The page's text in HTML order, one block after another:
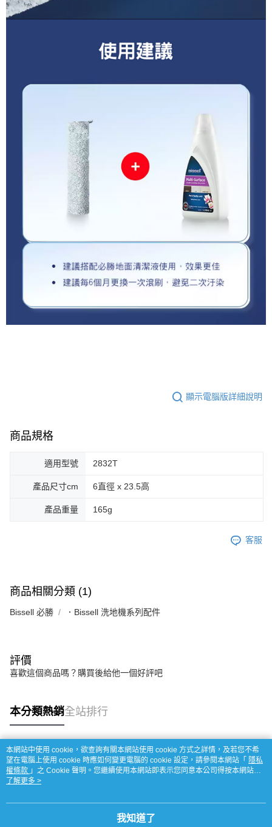
顯示電腦版詳細說明
商品規格
適用型號 2832T
產品尺寸cm 6直徑 x 23.5高
產品重量 165g
客服
商品相關分類 (1)
Bissell 必勝 ．Bissell 洗地機系列配件
評價
喜歡這個商品嗎？購買後給他一個好評吧
本分類熱銷全站排行
熱門標籤
本網站中使用 cookie，欲查詢有關本網站使用 cookie 方式之詳情，及若您不希
望在電腦上使用 cookie 時應如何變更電腦的 cookie 設定，請參閱本網站「 隱私
權條款 」之 Cookie 聲明。您繼續使用本網站即表示您同意本公司得按本網站使
用條款之 Cookie 聲明使用 cookie。
了解更多 >
我知道了